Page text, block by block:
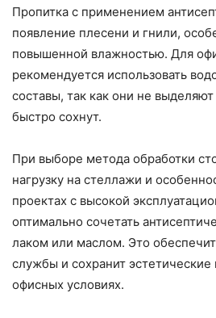
Пропитка с применением
появление плесени и гнили,
повышенной влажностью. Для
рекомендуется использовать
составы, так как они не выделяют
быстро сохнут.
При выборе метода обработки
нагрузку на стеллажи и
проектах с высокой
оптимально сочетать
лаком или маслом. Это
службы и сохранит эстетические
офисных условиях.